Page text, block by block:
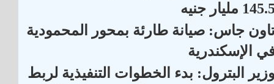
مليار جنيه
جاس: صيانة طارئة بمحور المحمودية
الإسكندرية
البترول: بدء الخطوات التنفيذية لربط